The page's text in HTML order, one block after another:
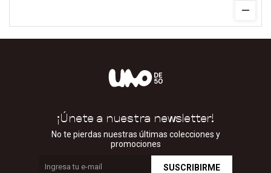
¡Únete a nuestra newsletter!
No te pierdas nuestras últimas colecciones y
promociones
SUSCRIBIRME